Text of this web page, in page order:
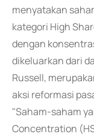
menyatakan
kategori High
dengan
dikeluarkan dari
Russell,
aksi reformasi
"Saham-saham
Concentration